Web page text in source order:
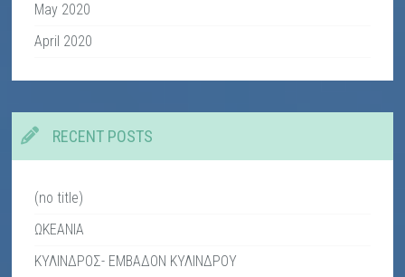
May 2020
April 2020
RECENT POSTS
(no title)
ΩΚΕΑΝΙΑ
ΚΥΛΙΝΔΡΟΣ- ΕΜΒΑΔΟΝ ΚΥΛΙΝΔΡΟΥ